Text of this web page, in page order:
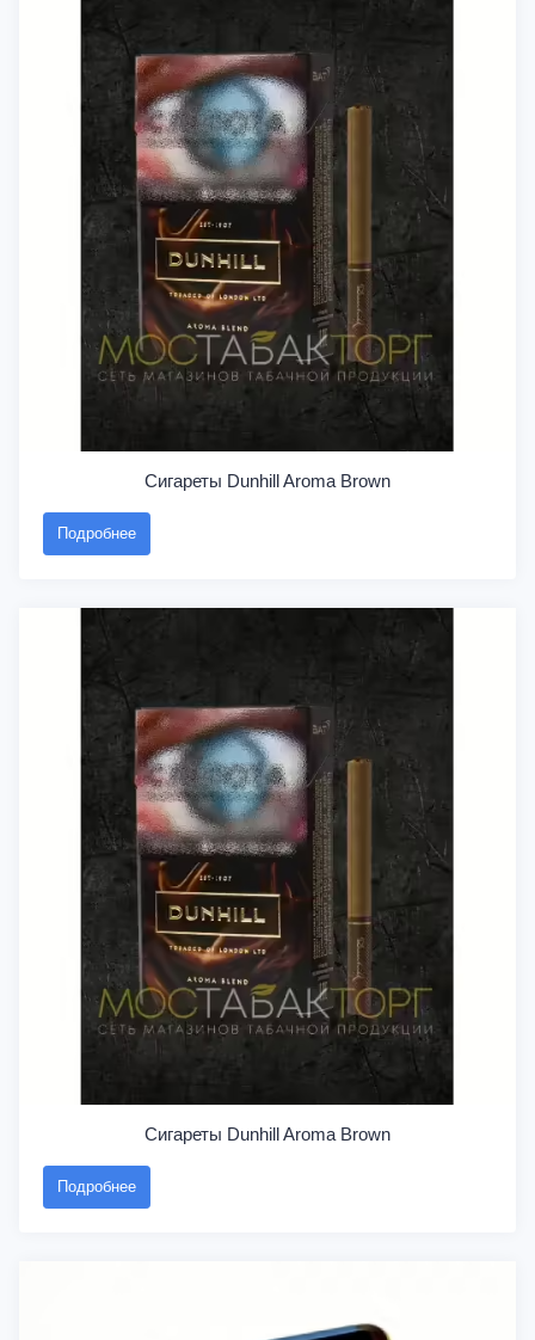
Сигареты Dunhill Aroma Brown
Подробнее
Сигареты Dunhill Aroma Brown
Подробнее